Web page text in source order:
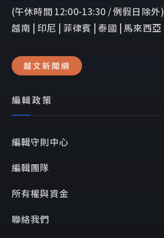
(午休時間 12:00-13:30 / 例假日除外)
越南 | 印尼 | 菲律賓 | 泰國 | 馬來西亞
越文新聞網
編輯政策
編輯守則中心
編輯團隊
所有權與資金
聯絡我們